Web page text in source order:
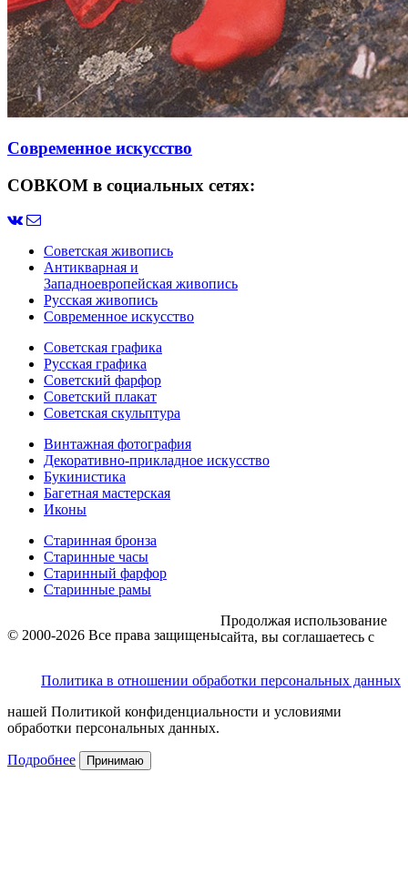
Современное искусство
СОВКОМ в социальных сетях:
Советская живопись
Антикварная и
Западноевропейская живопись
Русская живопись
Современное искусство
Советская графика
Русская графика
Советский фарфор
Советский плакат
Советская скульптура
Винтажная фотография
Декоративно-прикладное искусство
Букинистика
Багетная мастерская
Иконы
Старинная бронза
Старинные часы
Старинный фарфор
Старинные рамы
© 2000-2026 Все права защищены
Политика в отношении обработки персональных данных
Продолжая использование
сайта, вы соглашаетесь с
нашей Политикой конфиденциальности и условиями
обработки персональных данных.
Подробнее Принимаю